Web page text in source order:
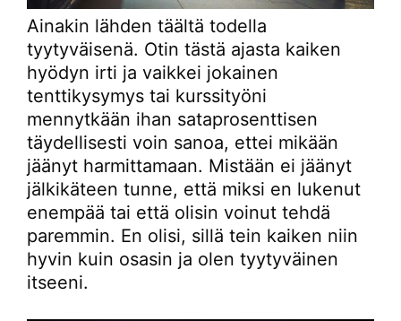
Ainakin lähden täältä todella
tyytyväisenä. Otin tästä ajasta kaiken
hyödyn irti ja vaikkei jokainen
tenttikysymys tai kurssityöni
mennytkään ihan sataprosenttisen
täydellisesti voin sanoa, ettei mikään
jäänyt harmittamaan. Mistään ei jäänyt
jälkikäteen tunne, että miksi en lukenut
enempää tai että olisin voinut tehdä
paremmin. En olisi, sillä tein kaiken niin
hyvin kuin osasin ja olen tyytyväinen
itseeni.